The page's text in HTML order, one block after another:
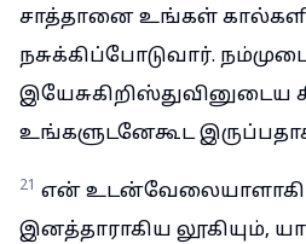
சாத்தானை உங்கள்
நசுக்கிப்போடுவார்.
இயேசுகிறிஸ்துவினுடைய
உங்களுடனேகூட
21 என்
இனத்தாராகிய லூகியும்,